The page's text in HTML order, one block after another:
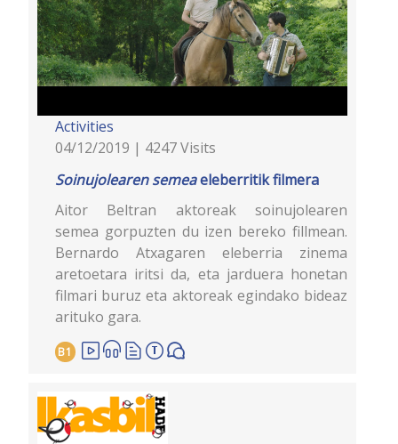
Activities
04/12/2019 | 4247 Visits
Soinujolearen semeaeleberritik filmera
Aitor Beltran aktoreak soinujolearen
semea gorpuzten du izen bereko fillmean.
Bernardo Atxagaren eleberria zinema
aretoetara iritsi da, eta jarduera honetan
filmari buruz eta aktoreak egindako bideaz
arituko gara.
B1